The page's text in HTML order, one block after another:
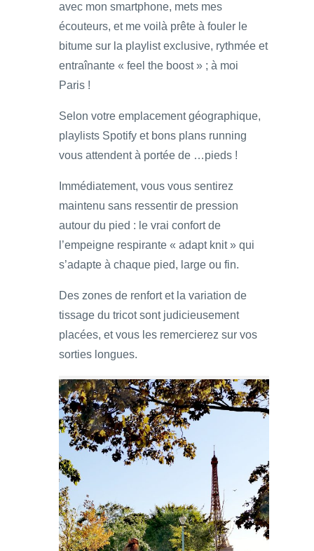
avec mon smartphone, mets mes
écouteurs, et me voilà prête à fouler le
bitume sur la playlist exclusive, rythmée et
entraînante « feel the boost » ; à moi
Paris !
Selon votre emplacement géographique,
playlists Spotify et bons plans running
vous attendent à portée de …pieds !
Immédiatement, vous vous sentirez
maintenu sans ressentir de pression
autour du pied : le vrai confort de
l’empeigne respirante « adapt knit » qui
s’adapte à chaque pied, large ou fin.
Des zones de renfort et la variation de
tissage du tricot sont judicieusement
placées, et vous les remercierez sur vos
sorties longues.